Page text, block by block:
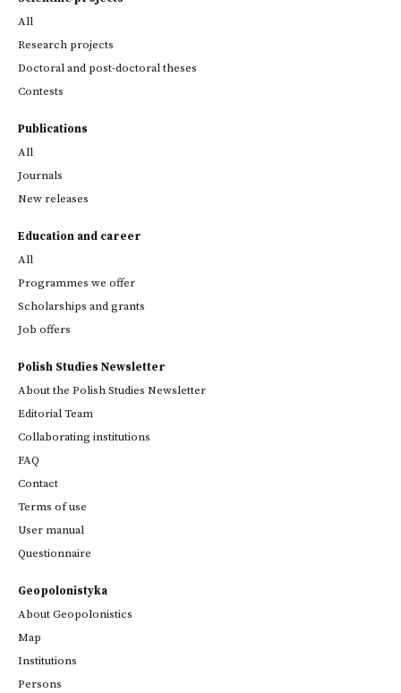
All
Research projects
Doctoral and post-doctoral theses
Contests
Publications
All
Journals
New releases
Education and career
All
Programmes we offer
Scholarships and grants
Job offers
Polish Studies Newsletter
About the Polish Studies Newsletter
Editorial Team
Collaborating institutions
FAQ
Contact
Terms of use
User manual
Questionnaire
Geopolonistyka
About Geopolonistics
Map
Institutions
Persons